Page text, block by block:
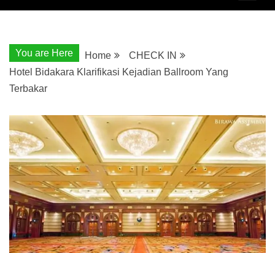
You are Here Home
CHECK IN
Hotel Bidakara Klarifikasi Kejadian Ballroom Yang
Terbakar